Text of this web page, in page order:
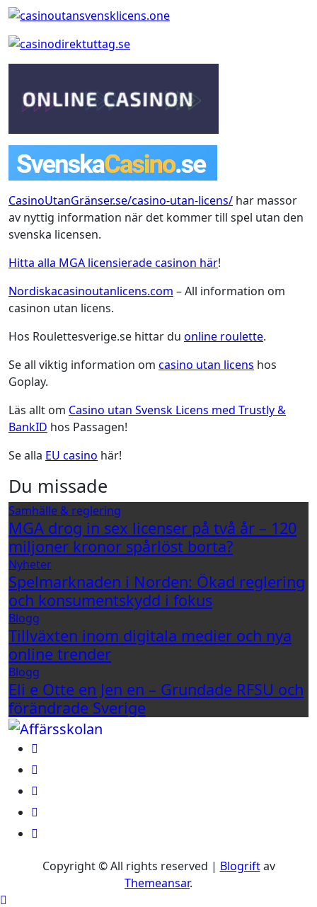
CasinoUtanGränser.se/casino-utan-licens/ har massor
av nyttig information när det kommer till spel utan den
svenska licensen.
Hitta alla MGA licensierade casinon här!
Nordiskacasinoutanlicens.com – All information om
casinon utan licens.
Hos Roulettesverige.se hittar du online roulette.
Se all viktig information om casino utan licens hos
Goplay.
Läs allt om Casino utan Svensk Licens med Trustly &
BankID hos Passagen!
Se alla EU casino här!
Du missade
Samhälle & reglering
MGA drog in sex licenser på två år – 120
miljoner kronor spårlöst borta?
Nyheter
Spelmarknaden i Norden: Ökad reglering
och konsumentskydd i fokus
Blogg
Tillväxten inom digitala medier och nya
online trender
Blogg
Eli e Otte en Jen en – Grundade RFSU och
förändrade Sverige
Copyright © All rights reserved | Blogriftav
Themeansar.